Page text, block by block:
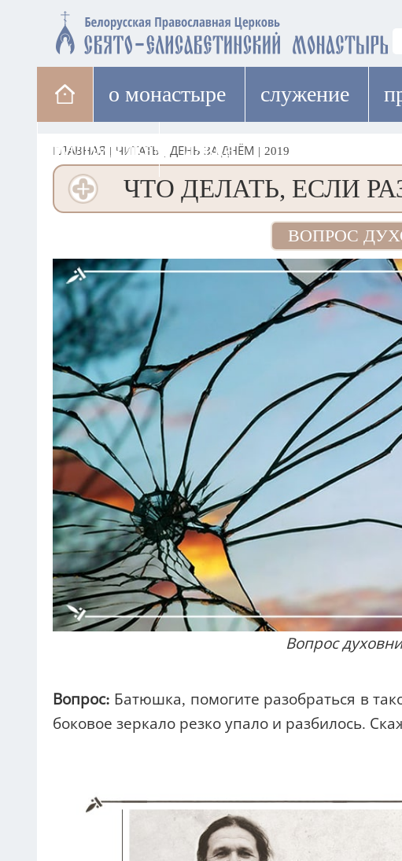
о монастыре cлужение
паломникам лавка
ГЛАВНАЯ | ЧИТАТЬ ДЕНЬ ЗА ДНЁМ | 2019
ЧТО ДЕЛАТЬ, ЕСЛИ
ВОПРОС
Вопрос
Вопрос: Батюшка, помогите разобраться в
боковое зеркало резко упало и разбилось.